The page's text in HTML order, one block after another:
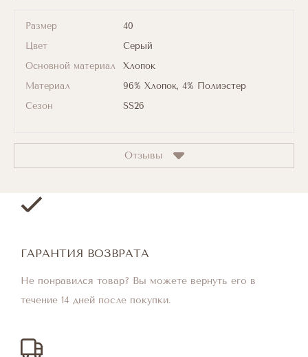
Размер
40
Цвет
Серый
Основной материал
Хлопок
Материал
96% Хлопок, 4% Полиэстер
Сезон
SS26
Отзывы
ГАРАНТИЯ ВОЗВРАТА
Не понравился товар? Вы можете вернуть его в
течение 14 дней после покупки.